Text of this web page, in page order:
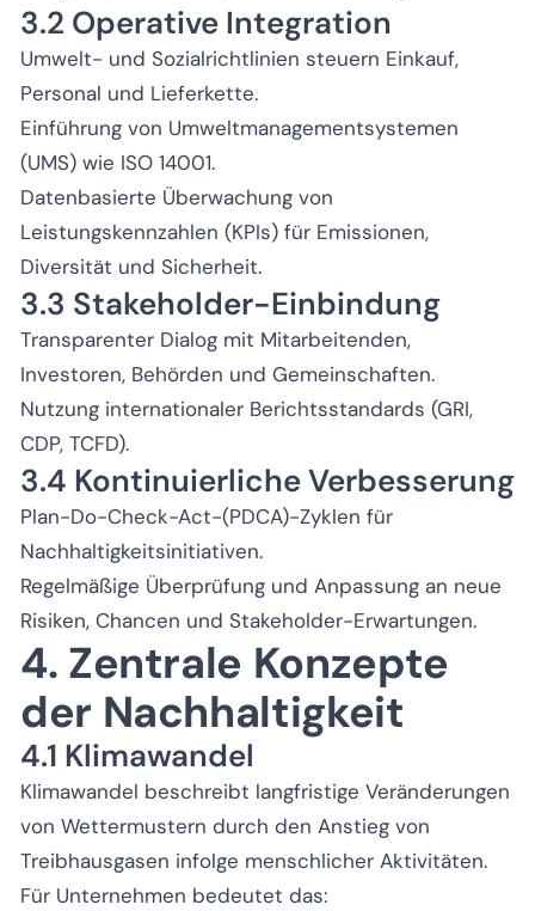
3.2 Operative Integration
Umwelt- und Sozialrichtlinien steuern Einkauf,
Personal und Lieferkette.
Einführung von Umweltmanagementsystemen
(UMS) wie ISO 14001.
Datenbasierte Überwachung von
Leistungskennzahlen (KPIs) für Emissionen,
Diversität und Sicherheit.
3.3 Stakeholder-Einbindung
Transparenter Dialog mit Mitarbeitenden,
Investoren, Behörden und Gemeinschaften.
Nutzung internationaler Berichtsstandards (GRI,
CDP, TCFD).
3.4 Kontinuierliche Verbesserung
Plan-Do-Check-Act-(PDCA)-Zyklen für
Nachhaltigkeitsinitiativen.
Regelmäßige Überprüfung und Anpassung an neue
Risiken, Chancen und Stakeholder-Erwartungen.
4. Zentrale Konzepte
der Nachhaltigkeit
4.1 Klimawandel
Klimawandel beschreibt langfristige Veränderungen
von Wettermustern durch den Anstieg von
Treibhausgasen infolge menschlicher Aktivitäten.
Für Unternehmen bedeutet das: